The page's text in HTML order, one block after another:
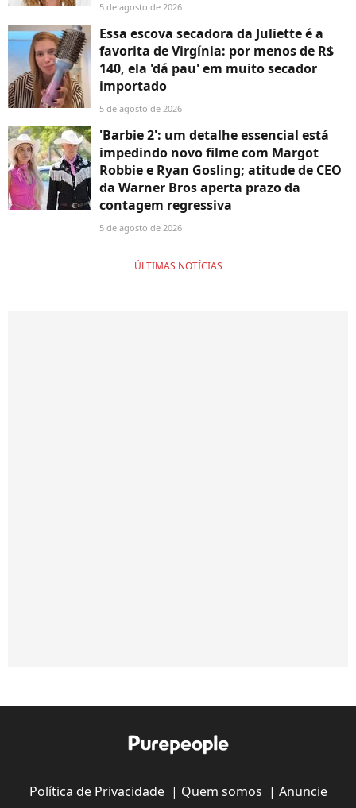
5 de agosto de 2026
Essa escova secadora da Juliette é a
favorita de Virgínia: por menos de R$
140, ela 'dá pau' em muito secador
importado
5 de agosto de 2026
'Barbie 2': um detalhe essencial está
impedindo novo filme com Margot
Robbie e Ryan Gosling; atitude de CEO
da Warner Bros aperta prazo da
contagem regressiva
5 de agosto de 2026
ÚLTIMAS NOTÍCIAS
Política de Privacidade| Quem somos | Anuncie